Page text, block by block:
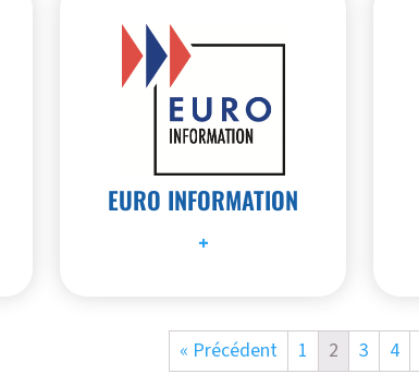
EURO INFORMATION
+
« Précédent 1 2 3 4